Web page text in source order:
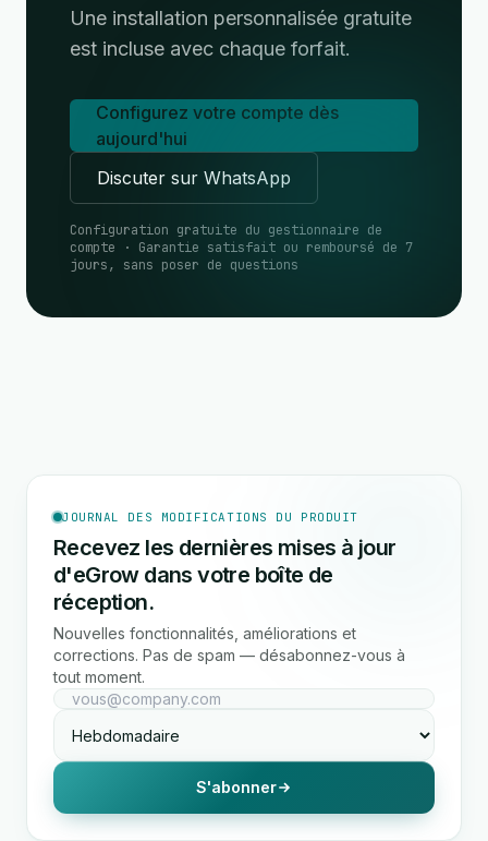
Une installation personnalisée gratuite
est incluse avec chaque forfait.
Configurez votre compte dès
aujourd'hui
Discuter sur WhatsApp
Configuration gratuite du gestionnaire de
compte · Garantie satisfait ou remboursé de 7
jours, sans poser de questions
JOURNAL DES MODIFICATIONS DU PRODUIT
Recevez les dernières mises à jour
d'eGrow dans votre boîte de
réception.
Nouvelles fonctionnalités, améliorations et
corrections. Pas de spam — désabonnez-vous à
tout moment.
S'abonner